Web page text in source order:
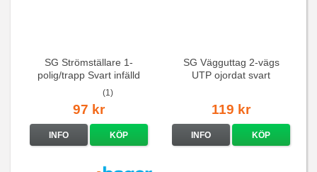
SG Strömställare 1-
polig/trapp Svart infälld
(1)
97 kr
INFO KÖP
SG Vägguttag 2-vägs
UTP ojordat svart
119 kr
INFO KÖP